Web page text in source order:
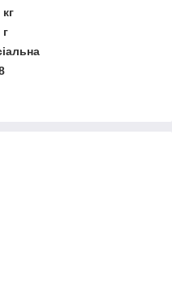
кг
г